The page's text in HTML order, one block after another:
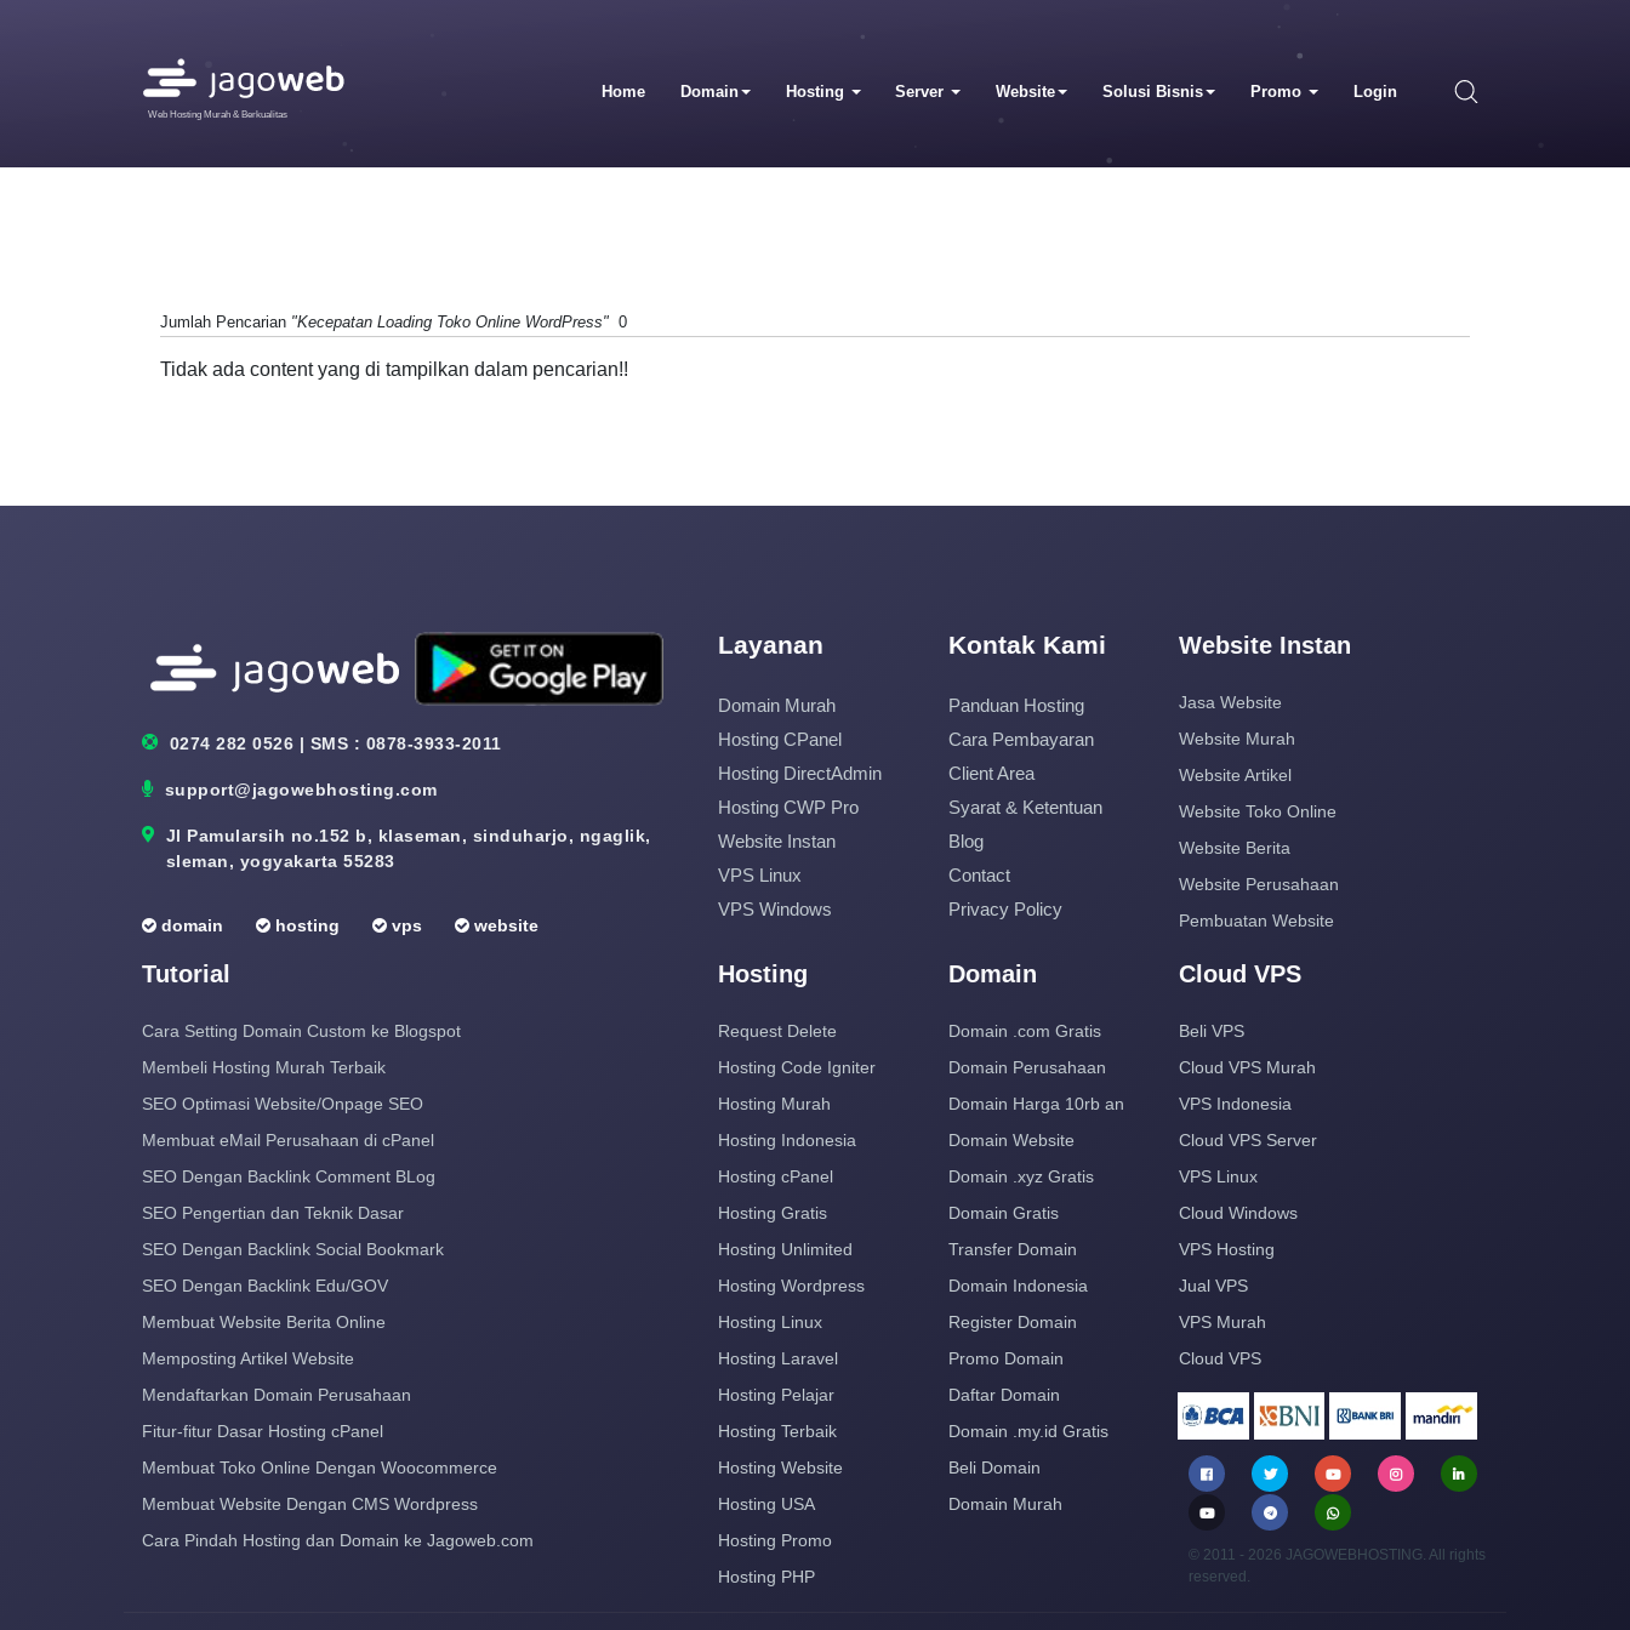
Web Hosting Murah & Berkualitas
Home Domain Hosting Server Website Solusi Bisnis Promo Login
Jumlah Pencarian "Kecepatan Loading Toko Online WordPress" 0
Tidak ada content yang di tampilkan dalam pencarian!!
0274 282 0526 | SMS : 0878-3933-2011
support@jagowebhosting.com
Jl Pamularsih no.152 b, klaseman, sinduharjo, ngaglik,
sleman, yogyakarta 55283
domain hosting vps website
Layanan
Domain Murah
Hosting CPanel
Hosting DirectAdmin
Hosting CWP Pro
Website Instan
VPS Linux
VPS Windows
Kontak Kami
Panduan Hosting
Cara Pembayaran
Client Area
Syarat & Ketentuan
Blog
Contact
Privacy Policy
Website Instan
Jasa Website
Website Murah
Website Artikel
Website Toko Online
Website Berita
Website Perusahaan
Pembuatan Website
Tutorial
Cara Setting Domain Custom ke Blogspot
Membeli Hosting Murah Terbaik
SEO Optimasi Website/Onpage SEO
Membuat eMail Perusahaan di cPanel
SEO Dengan Backlink Comment BLog
SEO Pengertian dan Teknik Dasar
SEO Dengan Backlink Social Bookmark
SEO Dengan Backlink Edu/GOV
Membuat Website Berita Online
Memposting Artikel Website
Mendaftarkan Domain Perusahaan
Fitur-fitur Dasar Hosting cPanel
Membuat Toko Online Dengan Woocommerce
Membuat Website Dengan CMS Wordpress
Cara Pindah Hosting dan Domain ke Jagoweb.com
Hosting
Request Delete
Hosting Code Igniter
Hosting Murah
Hosting Indonesia
Hosting cPanel
Hosting Gratis
Hosting Unlimited
Hosting Wordpress
Hosting Linux
Hosting Laravel
Hosting Pelajar
Hosting Terbaik
Hosting Website
Hosting USA
Hosting Promo
Hosting PHP
Domain
Domain .com Gratis
Domain Perusahaan
Domain Harga 10rb an
Domain Website
Domain .xyz Gratis
Domain Gratis
Transfer Domain
Domain Indonesia
Register Domain
Promo Domain
Daftar Domain
Domain .my.id Gratis
Beli Domain
Domain Murah
Cloud VPS
Beli VPS
Cloud VPS Murah
VPS Indonesia
Cloud VPS Server
VPS Linux
Cloud Windows
VPS Hosting
Jual VPS
VPS Murah
Cloud VPS
© 2011 - 2026 JAGOWEBHOSTING. All rights
reserved.